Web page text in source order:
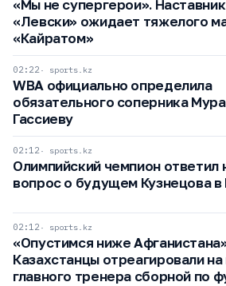
«Мы не супергерои». Наставник
«Левски» ожидает тяжелого
«Кайратом»
02:22 sports.kz
WBA официально определила
обязательного соперника
Гассиеву
02:12 sports.kz
Олимпийский чемпион ответил
вопрос о будущем Кузнецова
02:12 sports.kz
«Опустимся ниже
Казахстанцы отреагировали на
главного тренера сборной по